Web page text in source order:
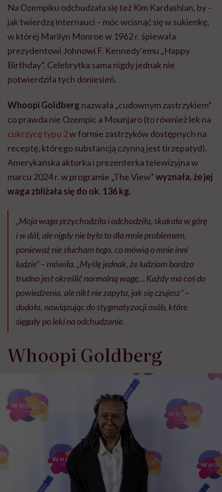
Na Ozempiku odchudzała się też Kim Kardashian, by –
jak twierdzą internauci – móc wcisnąć się w sukienkę,
w której Marilyn Monroe w 1962 r. śpiewała
prezydentowi Johnowi F. Kennedy’emu „Happy
Birthday”. Celebrytka sama nigdy jednak nie
potwierdziła tych doniesień.
Whoopi Goldberg nazwała „cudownym zastrzykiem”
co prawda nie Ozempic a Mounjaro (to również lek na
cukrzycę typu 2w formie zastrzyków dostępnych na
receptę, którego substancją czynną jest tirzepatyd).
Amerykańska aktorka i prezenterka telewizyjna w
marcu 2024 r. w programie „The View”wyznała, że jej
waga zbliżała się do ok. 136 kg.
„Moja waga przychodziła i odchodziła, skakała w górę
i w dół, ale nigdy nie było to dla mnie problemem,
ponieważ nie słucham tego, co mówią o mnie inni
ludzie” – mówiła. „Myślę jednak, że ludziom bardzo
trudno jest określić normalną wagę… Każdy ma coś do
powiedzenia, ale nikt nie zapyta, jak się czujesz” –
dodała, nawiązując do stygmatyzacji osób, które
sięgały po leki na odchudzanie.
Whoopi Goldberg